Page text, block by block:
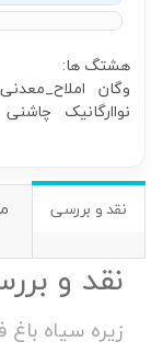
هشتگ ها:
وگان املاح_معدنی
نواارگانیک چاشنی
نقد و بررسی
نقد و
زیره سیاه